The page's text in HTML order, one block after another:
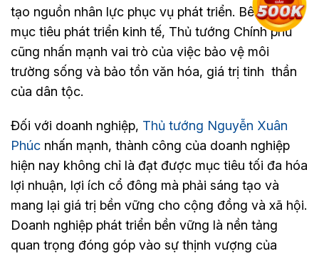
tạo nguồn nhân lực phục vụ phát triển. Bên cạnh
mục tiêu phát triển kinh tế, Thủ tướng Chính phủ
cũng nhấn mạnh vai trò của việc bảo vệ môi
trường sống và bảo tồn văn hóa, giá trị tinh thần
của dân tộc.
Đối với doanh nghiệp, Thủ tướng Nguyễn Xuân
Phúc nhấn mạnh, thành công của doanh nghiệp
hiện nay không chỉ là đạt được mục tiêu tối đa hóa
lợi nhuận, lợi ích cổ đông mà phải sáng tạo và
mang lại giá trị bền vững cho cộng đồng và xã hội.
Doanh nghiệp phát triển bền vững là nền tảng
quan trọng đóng góp vào sự thịnh vượng của